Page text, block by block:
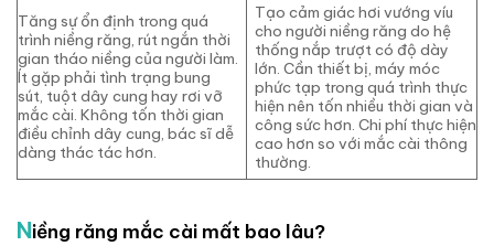
Tăng sự ổn định trong quá
trình niềng răng, rút ngắn thời
gian tháo niềng của người làm.
Ít gặp phải tình trạng bung
sút, tuột dây cung hay rơi vỡ
mắc cài. Không tốn thời gian
điều chỉnh dây cung, bác sĩ dễ
dàng thác tác hơn.
Tạo cảm giác hơi vướng víu
cho người niềng răng do hệ
thống nắp trượt có độ dày
lớn. Cần thiết bị, máy móc
phức tạp trong quá trình thực
hiện nên tốn nhiều thời gian và
công sức hơn. Chi phí thực hiện
cao hơn so với mắc cài thông
thường.
Niềng răng mắc cài mất bao lâu?